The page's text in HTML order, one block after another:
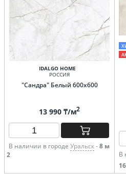
IDALGO HOME
РОССИЯ
"Сандра" Белый 600х600
13 990 ₸/м2
В наличии в городе Уральск-8 м
2
В